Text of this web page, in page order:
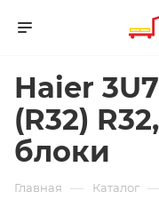
Haier
(R32)
блоки
Главная — Каталог